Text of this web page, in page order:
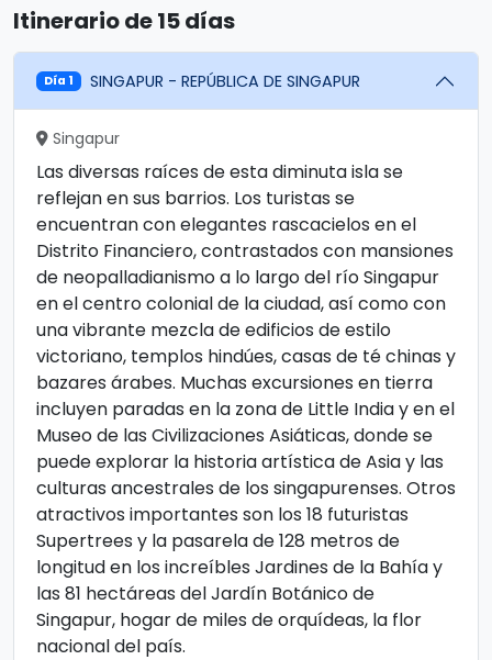
Itinerario de 15 días
Día 1 SINGAPUR - REPÚBLICA DE SINGAPUR
Singapur
Las diversas raíces de esta diminuta isla se
reflejan en sus barrios. Los turistas se
encuentran con elegantes rascacielos en el
Distrito Financiero, contrastados con mansiones
de neopalladianismo a lo largo del río Singapur
en el centro colonial de la ciudad, así como con
una vibrante mezcla de edificios de estilo
victoriano, templos hindúes, casas de té chinas y
bazares árabes. Muchas excursiones en tierra
incluyen paradas en la zona de Little India y en el
Museo de las Civilizaciones Asiáticas, donde se
puede explorar la historia artística de Asia y las
culturas ancestrales de los singapurenses. Otros
atractivos importantes son los 18 futuristas
Supertrees y la pasarela de 128 metros de
longitud en los increíbles Jardines de la Bahía y
las 81 hectáreas del Jardín Botánico de
Singapur, hogar de miles de orquídeas, la flor
nacional del país.